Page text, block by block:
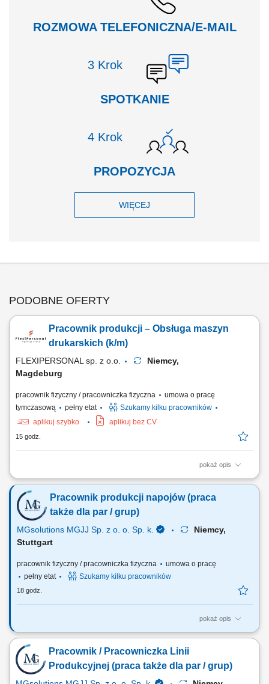
ROZMOWA TELEFONICZNA/E-MAIL
Krok
SPOTKANIE
Krok
PROPOZYCJA
WIĘCEJ
PODOBNE OFERTY
Pracownik produkcji – Obsługa maszyn
drukarskich (k/m)
FLEXIPERSONAL sp. z o.o.
Niemcy,
Magdeburg
pracownik fizyczny / pracowniczka fizyczna
umowa o pracę
tymczasową
pełny etat
Szukamy kilku pracowników
aplikuj szybko
aplikuj bez CV
15 godz.
pokaż opis
Zakres obowiązków Obsługa i ustawianie maszyn drukarskich;
Przygotowywanie maszyn do realizacji zleceń produkcyjnych; Kontrola
jakości wykonywanych wydruków oraz bieżące usuwanie niezgodności
jakościowych; Nadzór nad prawidłowym przebiegiem procesu
produkcyjnego; Dbanie o sprawność...
Pracownik produkcji napojów (praca
także dla par / grup)
MGsolutions MGJJ Sp. z o. o. Sp. k.
Niemcy,
Stuttgart
pracownik fizyczny / pracowniczka fizyczna
umowa o pracę
pełny etat
Szukamy kilku pracowników
18 godz.
pokaż opis
Opis stanowiska Proste prace produkcyjne przy taśmie (np. obsługa
prostych maszyn) Pakowanie napojów; Etykietowanie; Kontrola jakości;
Inne prace pomocnicze;
Pracownik / Pracowniczka Linii
Produkcyjnej (praca także dla par / grup)